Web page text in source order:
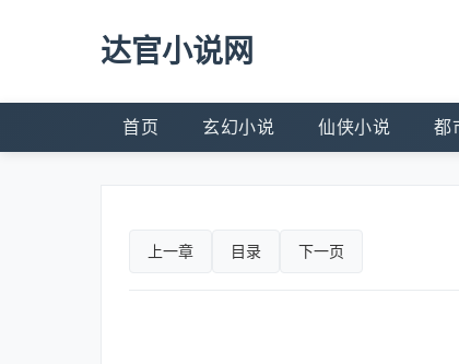
达官小说网
首页 玄幻小说 仙侠小说 都
上一章 目录 下一页